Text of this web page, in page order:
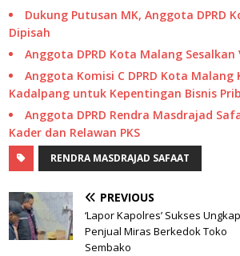
Dukung Putusan MK, Anggota DPRD
Dipisah
Anggota DPRD Kota Malang
Anggota Komisi C DPRD Kota
Kadalpang untuk Kepentingan Bisnis
Anggota DPRD Rendra Masdrajad
Kader dan Relawan PKS
RENDRA MASDRAJAD SAFAAT
PREVIOUS
‘Lapor Kapolres’ Sukses Ungkap
Penjual Miras Berkedok Toko
Sembako